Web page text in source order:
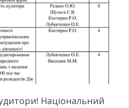
Національний